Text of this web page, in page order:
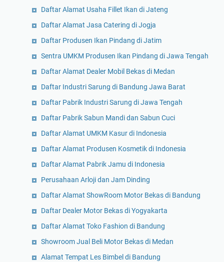
Daftar Alamat Usaha Fillet Ikan di Jateng
Daftar Alamat Jasa Catering di Jogja
Daftar Produsen Ikan Pindang di Jatim
Sentra UMKM Produsen Ikan Pindang di Jawa Tengah
Daftar Alamat Dealer Mobil Bekas di Medan
Daftar Industri Sarung di Bandung Jawa Barat
Daftar Pabrik Industri Sarung di Jawa Tengah
Daftar Pabrik Sabun Mandi dan Sabun Cuci
Daftar Alamat UMKM Kasur di Indonesia
Daftar Alamat Produsen Kosmetik di Indonesia
Daftar Alamat Pabrik Jamu di Indonesia
Perusahaan Arloji dan Jam Dinding
Daftar Alamat ShowRoom Motor Bekas di Bandung
Daftar Dealer Motor Bekas di Yogyakarta
Daftar Alamat Toko Fashion di Bandung
Showroom Jual Beli Motor Bekas di Medan
Alamat Tempat Les Bimbel di Bandung